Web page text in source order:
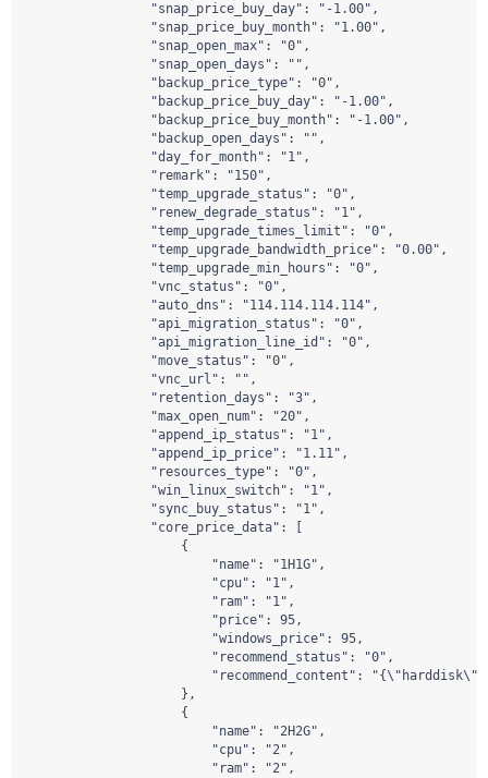
                "snap_price_buy_day": "-1.00",
                "snap_price_buy_month": "1.00",
                "snap_open_max": "0",
                "snap_open_days": "",
                "backup_price_type": "0",
                "backup_price_buy_day": "-1.00",
                "backup_price_buy_month": "-1.00",
                "backup_open_days": "",
                "day_for_month": "1",
                "remark": "150",
                "temp_upgrade_status": "0",
                "renew_degrade_status": "1",
                "temp_upgrade_times_limit": "0",
                "temp_upgrade_bandwidth_price": "0.00",
                "temp_upgrade_min_hours": "0",
                "vnc_status": "0",
                "auto_dns": "114.114.114.114",
                "api_migration_status": "0",
                "api_migration_line_id": "0",
                "move_status": "0",
                "vnc_url": "",
                "retention_days": "3",
                "max_open_num": "20",
                "append_ip_status": "1",
                "append_ip_price": "1.11",
                "resources_type": "0",
                "win_linux_switch": "1",
                "sync_buy_status": "1",
                "core_price_data": [
                    {
                        "name": "1H1G",
                        "cpu": "1",
                        "ram": "1",
                        "price": 95,
                        "windows_price": 95,
                        "recommend_status": "0",
"recommend_content":
                    },
                    {
                        "name": "2H2G",
                        "cpu": "2",
                        "ram": "2",